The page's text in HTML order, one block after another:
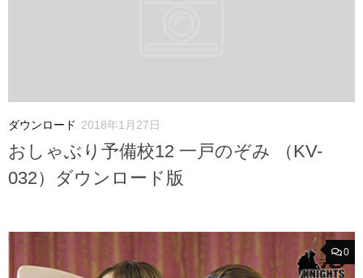
ダウンロード 2018年1月27日
おしゃぶり予備校12 一戸のぞみ （KV-
032）ダウンロード版
0